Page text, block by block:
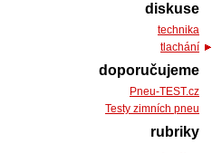
diskuse
technika
tlachání
doporučujeme
Pneu-TEST.cz
Testy zimních pneu
rubriky